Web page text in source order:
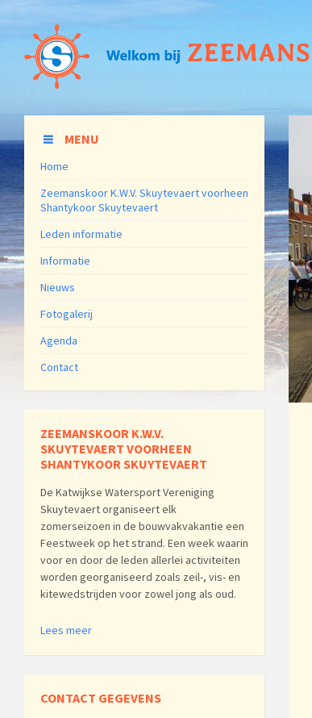
MENU
Home
Zeemanskoor K.W.V. Skuytevaert voorheen
Shantykoor Skuytevaert
Leden informatie
Informatie
Nieuws
Fotogalerij
Agenda
Contact
ZEEMANSKOOR K.W.V.
SKUYTEVAERT VOORHEEN
SHANTYKOOR SKUYTEVAERT
De Katwijkse Watersport Vereniging
Skuytevaert organiseert elk
zomerseizoen in de bouwvakvakantie een
Feestweek op het strand. Een week waarin
voor en door de leden allerlei activiteiten
worden georganiseerd zoals zeil-, vis- en
kitewedstrijden voor zowel jong als oud.
Lees meer
CONTACT GEGEVENS